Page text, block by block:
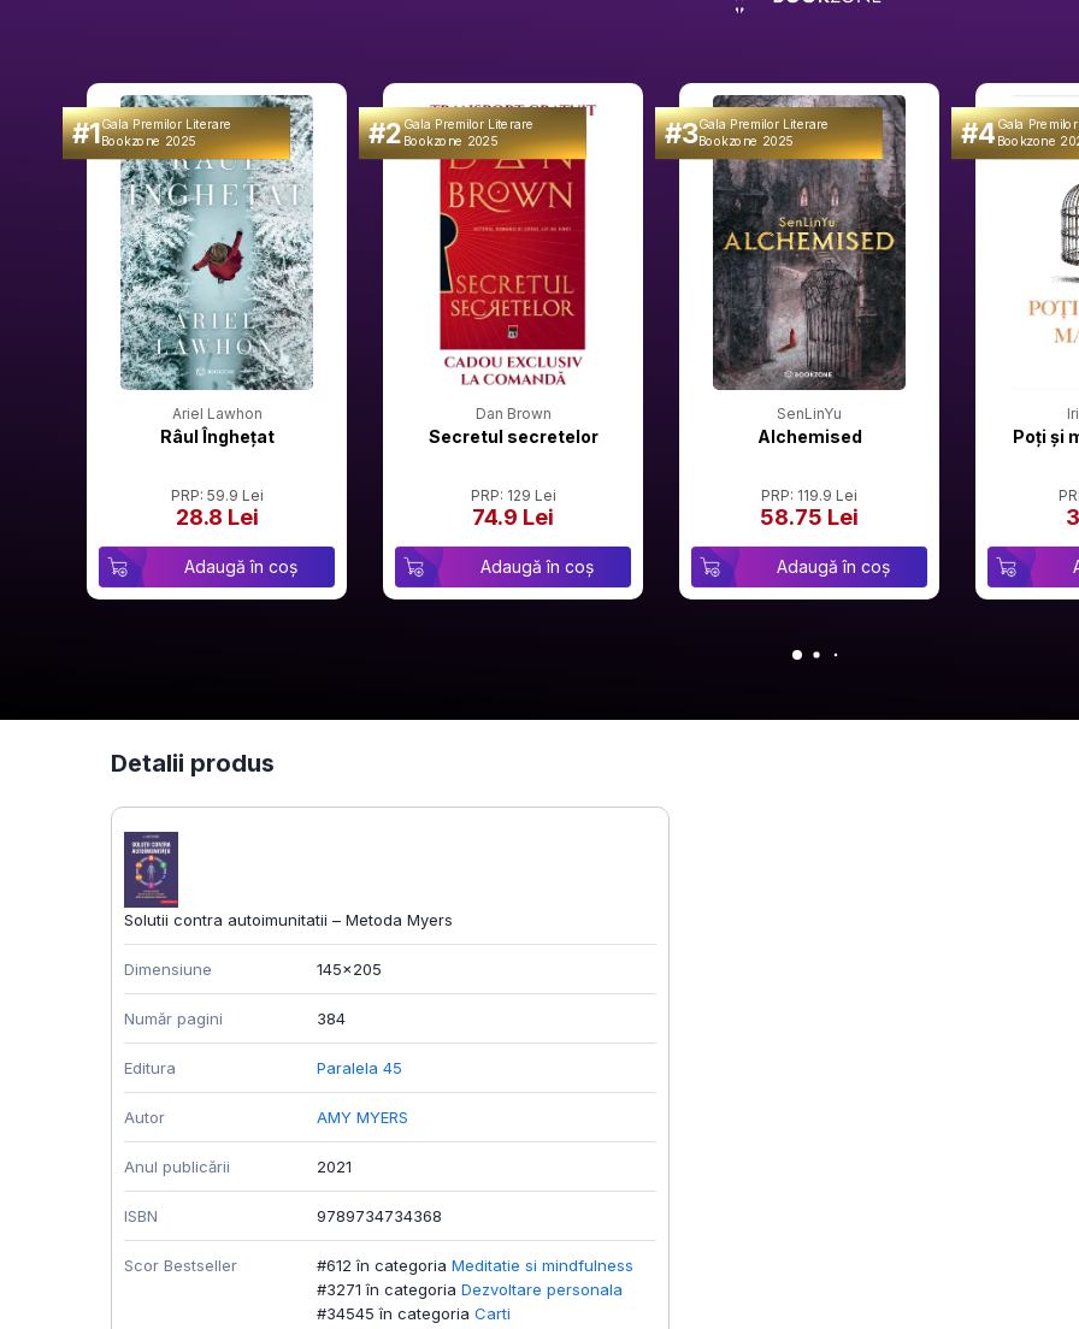
#1Gala Premilor Literare
Bookzone 2025
Ariel Lawhon
Râul Înghețat
PRP: 59.9 Lei
28.8 Lei
Adaugă în coș
#2Gala Premilor Literare
Bookzone 2025
Dan Brown
Secretul secretelor
PRP: 129 Lei
74.9 Lei
Adaugă în coș
#3Gala Premilor Literare
Bookzone 2025
SenLinYu
Alchemised
PRP: 119.9 Lei
58.75 Lei
Adaugă în coș
#4Gala
Bookzone
Poți și
Detalii produs
Solutii contra autoimunitatii – Metoda Myers
Dimensiune 145x205
Număr pagini 384
Editura Paralela 45
Autor AMY MYERS
Anul publicării 2021
ISBN 9789734734368
Scor Bestseller #612 în categoria Meditatie si mindfulness
#3271 în categoria Dezvoltare personala
#34545 în categoria Carti